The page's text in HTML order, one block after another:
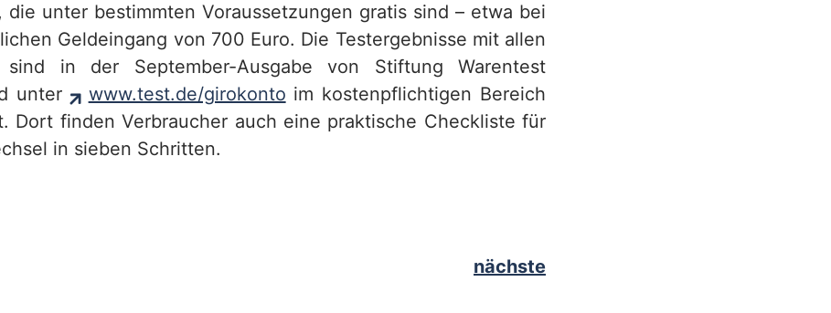
die unter bestimmten Voraussetzungen gratis sind – etwa bei
Geldeingang von 700 Euro. Die Testergebnisse mit allen
sind in der September-Ausgabe von Stiftung Warentest
unter
www.test.de/girokonto im kostenpflichtigen Bereich
Dort finden Verbraucher auch eine praktische Checkliste für
in sieben Schritten.
nächste